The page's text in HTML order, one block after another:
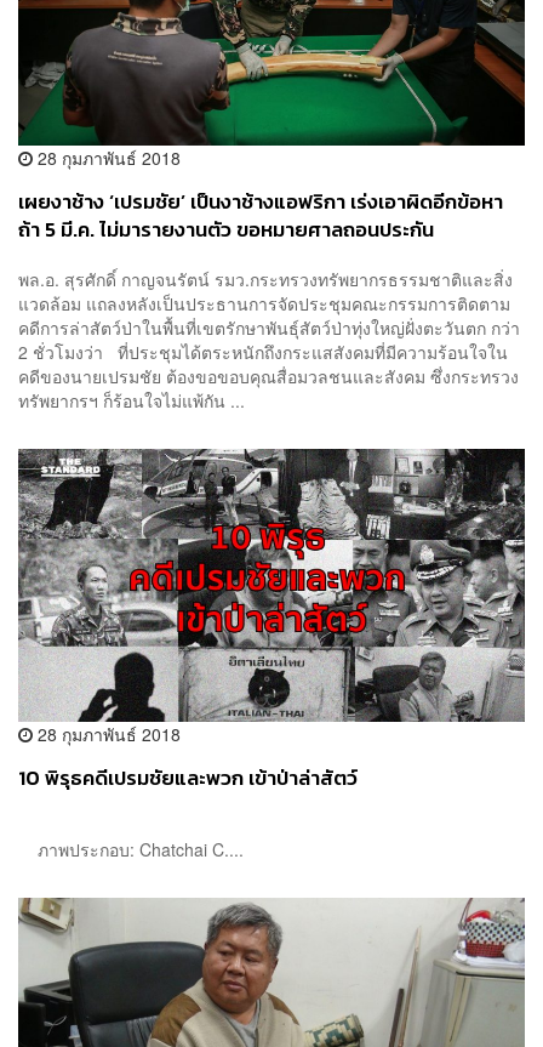
28 กุมภาพันธ์ 2018
เผยงาช้าง ‘เปรมชัย’ เป็นงาช้างแอฟริกา เร่งเอาผิดอีกข้อหา
ถ้า 5 มี.ค. ไม่มารายงานตัว ขอหมายศาลถอนประกัน
พล.อ. สุรศักดิ์ กาญจนรัตน์ รมว.กระทรวงทรัพยากรธรรมชาติและสิ่ง
แวดล้อม แถลงหลังเป็นประธานการจัดประชุมคณะกรรมการติดตาม
คดีการล่าสัตว์ป่าในพื้นที่เขตรักษาพันธุ์สัตว์ป่าทุ่งใหญ่ฝั่งตะวันตก กว่า
2 ชั่วโมงว่า ที่ประชุมได้ตระหนักถึงกระแสสังคมที่มีความร้อนใจใน
คดีของนายเปรมชัย ต้องขอขอบคุณสื่อมวลชนและสังคม ซึ่งกระทรวง
ทรัพยากรฯ ก็ร้อนใจไม่แพ้กัน ...
28 กุมภาพันธ์ 2018
10 พิรุธคดีเปรมชัยและพวก เข้าป่าล่าสัตว์
ภาพประกอบ: Chatchai C....